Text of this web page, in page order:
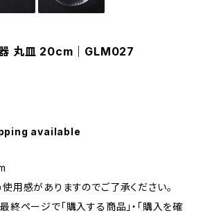
器 丸皿 20cm｜GLM027
available
用感がありますのでご了承ください。
終ページで「購入する商品」・「購入を確